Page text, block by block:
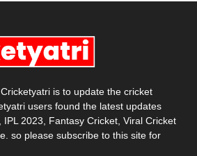
is to update the cricket
users found the latest updates
IPL 2023, Fantasy Cricket, Viral Cricket
so please subscribe to this site for